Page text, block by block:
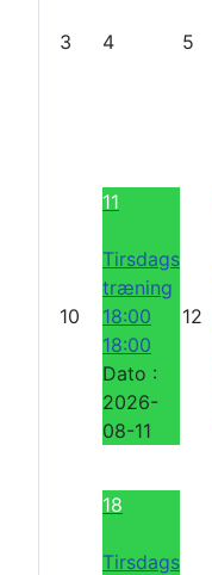
å
3 4 5
10
11
Tirsdags
træning
18:00
18:00
Dato :
2026-
08-11
12
18
Tirsdags